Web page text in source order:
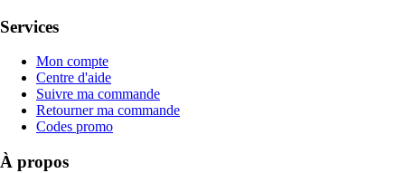
Services
Mon compte
Centre d'aide
Suivre ma commande
Retourner ma commande
Codes promo
À propos